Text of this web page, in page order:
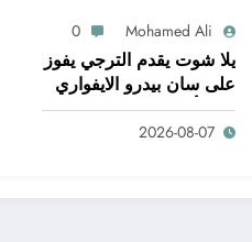
Mohamed Ali
0
يلا شوت يقدم الترجي يفوز
على سان بيدرو الايفواري
🔥 وتألق الانتدابات
2026-08-07